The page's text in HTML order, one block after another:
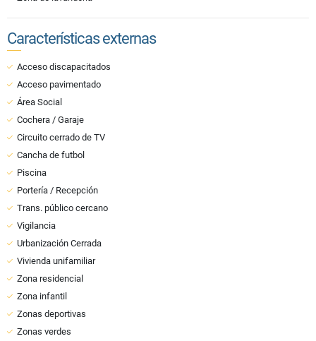
Características externas
Acceso discapacitados
Acceso pavimentado
Área Social
Cochera / Garaje
Circuito cerrado de TV
Cancha de futbol
Piscina
Portería / Recepción
Trans. público cercano
Vigilancia
Urbanización Cerrada
Vivienda unifamiliar
Zona residencial
Zona infantil
Zonas deportivas
Zonas verdes